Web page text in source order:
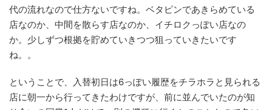
代の流れなので仕方ないですね。ベタピンであきらめている
店なのか、中間を散らす店なのか、イチロクっぽい店なの
か。少しずつ根拠を貯めていきつつ狙っていきたいです
ね。。
ということで、入替初日は6っぽい履歴をチラホラと見られる
店に朝一から行ってきたわけですが、前に並んでいたのが知